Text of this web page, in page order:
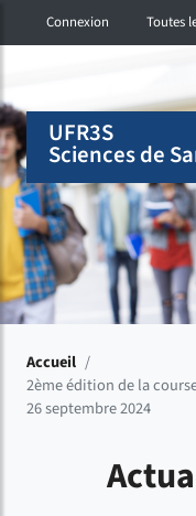
Accéder au menu principal
Accéder à la recherche
Accéder au pied de page
Connexion Toutes
menu
UFR3S
Sciences de
Accueil /
2ème édition de la
26 septembre 2024